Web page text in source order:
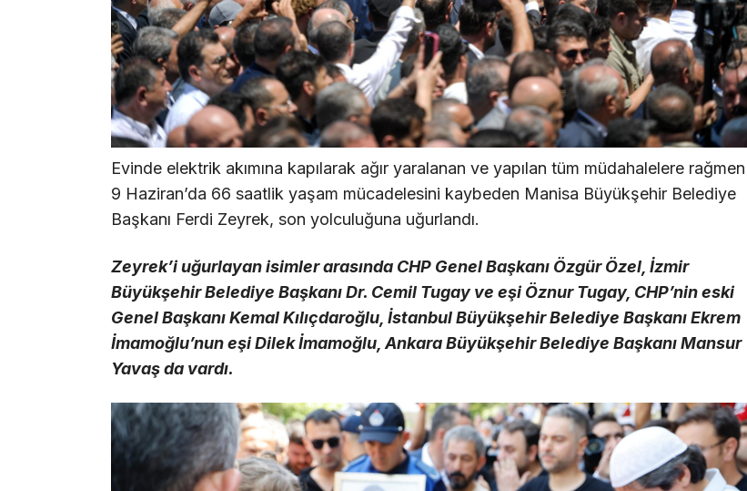
Evinde elektrik akımına kapılarak ağır yaralanan ve yapılan tüm müdahalelere rağmen
9 Haziran’da 66 saatlik yaşam mücadelesini kaybeden Manisa Büyükşehir Belediye
Başkanı Ferdi Zeyrek, son yolculuğuna uğurlandı.
Zeyrek’i uğurlayan isimler arasında CHP Genel Başkanı Özgür Özel, İzmir
Büyükşehir Belediye Başkanı Dr. Cemil Tugay ve eşi Öznur Tugay, CHP’nin eski
Genel Başkanı Kemal Kılıçdaroğlu, İstanbul Büyükşehir Belediye Başkanı Ekrem
İmamoğlu’nun eşi Dilek İmamoğlu, Ankara Büyükşehir Belediye Başkanı Mansur
Yavaş da vardı.